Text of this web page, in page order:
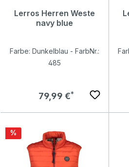
Lerros Herren Weste
navy blue
Farbe: Dunkelblau - FarbNr.:
485
Regulärer Preis:
79,99 €
Rabatt
%